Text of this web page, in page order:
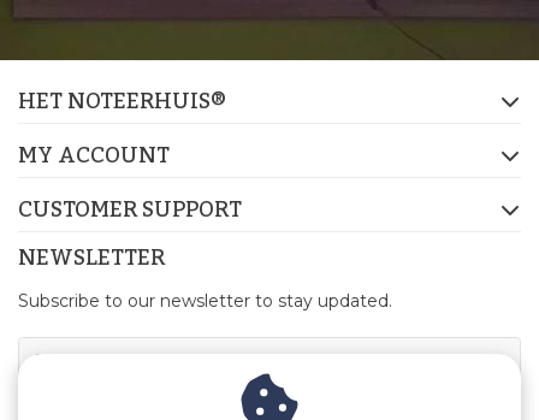
HET NOTEERHUIS®
MY ACCOUNT
CUSTOMER SUPPORT
NEWSLETTER
Subscribe to our newsletter to stay updated.